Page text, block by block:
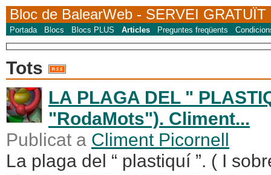
Bloc de BalearWeb - SERVEI
Portada Blocs Blocs PLUS Articles Preguntes freqüents
Tots
LA PLAGA DEL "
"RodaMots"). Climent...
Publicat a Climent Picornell
La plaga del “ plastiquí ”. ( I